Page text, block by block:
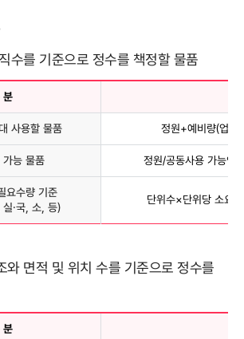
수를 기준으로 정수를 책정할 물품
분
사용할 물품 정원+예비량(업무
가능 물품 정원/공동사용 가능인
요수량 기준
․국, 소, 등)
단위수×단위당 소요
와 면적 및 위치 수를 기준으로 정수를
분